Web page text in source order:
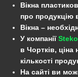
Вікна
про продукцію
Вікна –
У компанії
в Чортків, ціна
кількості
На сайті ви